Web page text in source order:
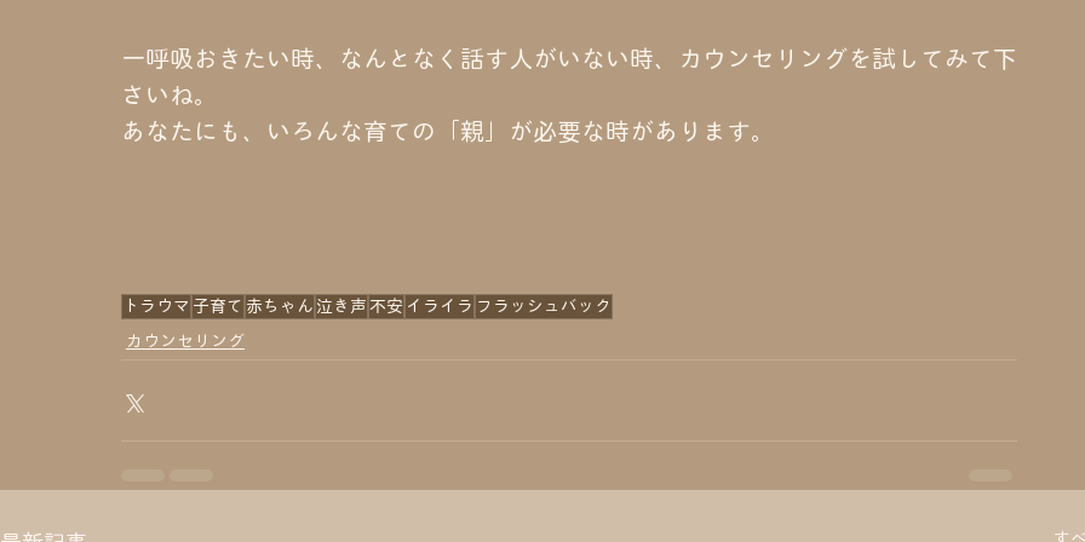
一呼吸おきたい時、なんとなく話す人がいない時、カウンセリングを試してみて下
さいね。
あなたにも、いろんな育ての「親」が必要な時があります。
トラウマ 子育て 赤ちゃん 泣き声 不安 イライラ フラッシュバック
カウンセリング
す